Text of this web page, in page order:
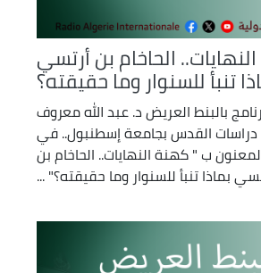
الحاخام بن أرتسي
تنبأ للسنوار وما حقيقته؟
بالبنط العريض د. عبد الله معروف
دراسات القدس بجامعة إسطنبول.. في
ب " كهنة النهايات.. الحاخام بن
بماذا تنبأ للسنوار وما حقيقته؟" ...